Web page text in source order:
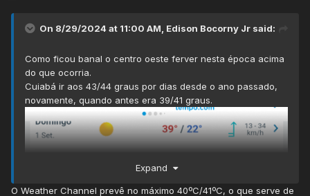
On 8/29/2024 at 11:00 AM, Edison Bocorny Jr said:
Como ficou banal o centro oeste ferver nesta época acima
do que ocorria.
Cuiabá ir aos 43/44 graus por dias desde o ano passado,
novamente, quando antes era 39/41 graus.
Expand
O Weather Channel prevê no máximo 40ºC/41ºC, o que serve de